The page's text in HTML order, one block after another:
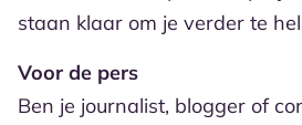
staan klaar om je verder te
Voor de pers
Ben je journalist, blogger of